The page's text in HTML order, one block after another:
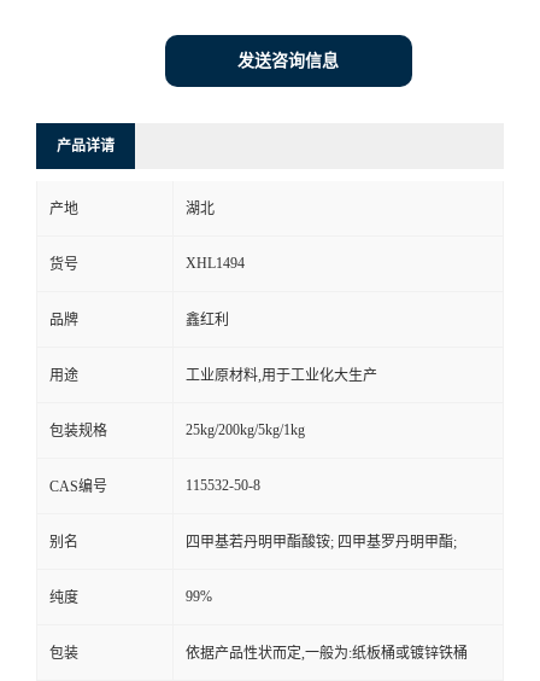
发送咨询信息
产品详请
产地 湖北
货号 XHL1494
品牌 鑫红利
用途 工业原材料,用于工业化大生产
包装规格 25kg/200kg/5kg/1kg
CAS编号 115532-50-8
别名 四甲基若丹明甲酯酸铵; 四甲基罗丹明甲酯;
纯度 99%
包装 依据产品性状而定,一般为:纸板桶或镀锌铁桶